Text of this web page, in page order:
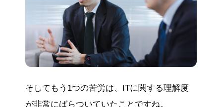
そしてもう1つの苦労は、ITに関する理解度
が非常にばらついていたことですね。